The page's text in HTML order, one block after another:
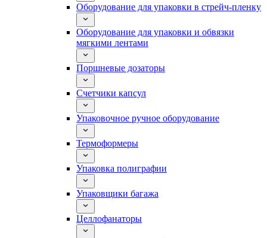
Оборудование для упаковки в стрейч-пленку
Оборудование для упаковки и обвязки
мягкими лентами
Поршневые дозаторы
Счетчики капсул
Упаковочное ручное оборудование
Термоформеры
Упаковка полиграфии
Упаковщики багажа
Целлофанаторы